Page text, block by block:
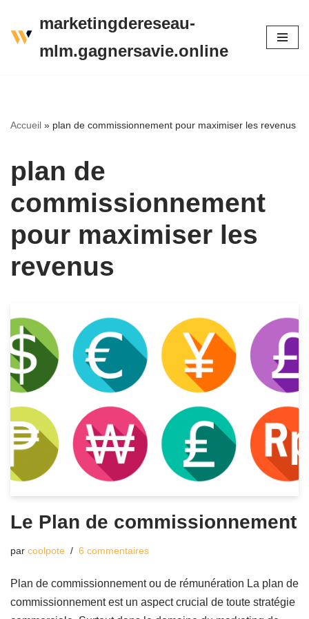
Aller
marketingdereseau-
mlm.gagnersavie.online
Accueil » plan de commissionnement pour maximiser les revenus
plan de
commissionnement
pour maximiser les
revenus
Le Plan de commissionnement
par coolpote 6 commentaires
Plan de commissionnement ou de rémunération La plan de
commissionnement est un aspect crucial de toute stratégie